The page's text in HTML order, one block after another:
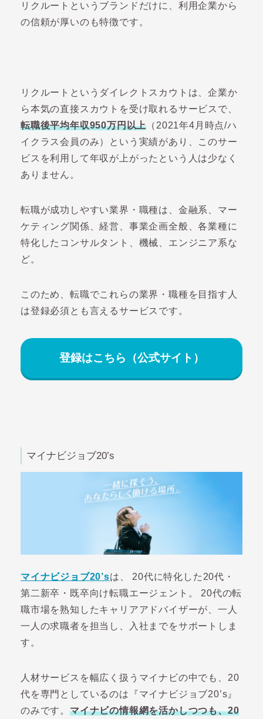
リクルートというブランドだけに、利用企業から
の信頼が厚いのも特徴です。
リクルートというダイレクトスカウトは、企業か
ら本気の直接スカウトを受け取れるサービスで、
転職後平均年収950万円以上 （2021年4月時点/ハ
イクラス会員のみ）という実績があり、このサー
ビスを利用して年収が上がったという人は少なく
ありません。
転職が成功しやすい業界・職種は、金融系、マー
ケティング関係、経営、事業企画全般、各業種に
特化したコンサルタント、機械、エンジニア系な
ど。
このため、転職でこれらの業界・職種を目指す人
は登録必須とも言えるサービスです。
登録はこちら（公式サイト）
マイナビジョブ20’s
マイナビジョブ20’sは、 20代に特化した20代・
第二新卒・既卒向け転職エージェント。 20代の転
職市場を熟知したキャリアアドバイザーが、一人
一人の求職者を担当し、入社までをサポートしま
す。
人材サービスを幅広く扱うマイナビの中でも、20
代を専門としているのは『マイナビジョブ20’s』
のみです。 マイナビの情報網を活かしつつも、20